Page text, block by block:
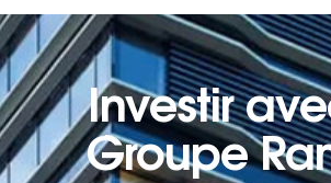
Investir
Groupe